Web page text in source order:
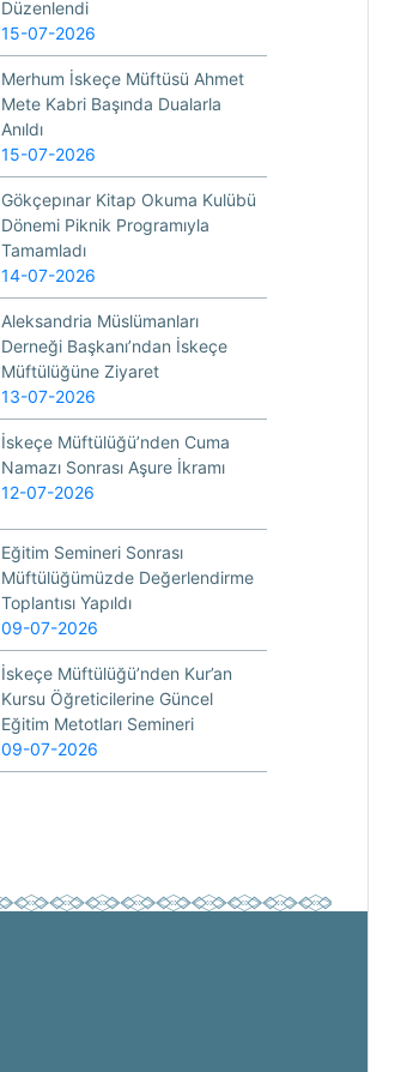
Düzenlendi
15-07-2026
Merhum İskeçe Müftüsü Ahmet
Mete Kabri Başında Dualarla
Anıldı
15-07-2026
Gökçepınar Kitap Okuma Kulübü
Dönemi Piknik Programıyla
Tamamladı
14-07-2026
Aleksandria Müslümanları
Derneği Başkanı’ndan İskeçe
Müftülüğüne Ziyaret
13-07-2026
İskeçe Müftülüğü’nden Cuma
Namazı Sonrası Aşure İkramı
12-07-2026
Eğitim Semineri Sonrası
Müftülüğümüzde Değerlendirme
Toplantısı Yapıldı
09-07-2026
İskeçe Müftülüğü’nden Kur’an
Kursu Öğreticilerine Güncel
Eğitim Metotları Semineri
09-07-2026